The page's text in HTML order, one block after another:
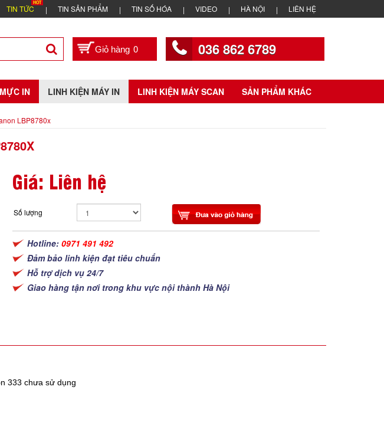
TIN TỨC TIN SẢN PHẨM TIN SỐ HÓA VIDEO HÀ NỘI LIÊN HỆ
0 036 862 6789
MỰC IN LINH KIỆN MÁY IN LINH KIỆN MÁY SCAN SẢN PHẨM KHÁC
LBP8780x
Giá: Liên hệ
Số lượng
Hotline:0971 491 492
Đảm bảo linh kiện đạt tiêu chuẩn
Hỗ trợ dịch vụ 24/7
Giao hàng tận nơi trong khu vực nội thành Hà Nội
333 chưa sử dụng